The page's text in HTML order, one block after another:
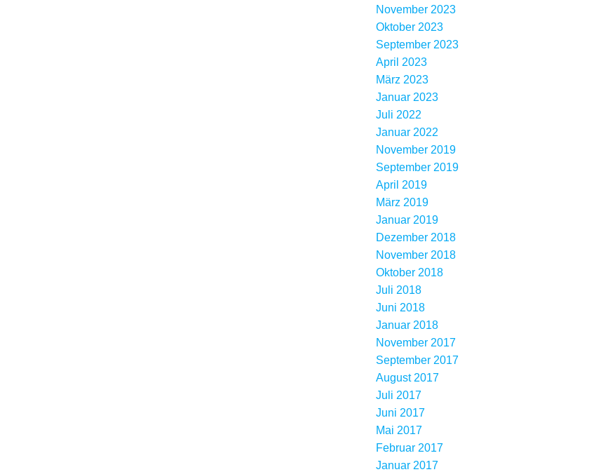
November 2023
Oktober 2023
September 2023
April 2023
März 2023
Januar 2023
Juli 2022
Januar 2022
November 2019
September 2019
April 2019
März 2019
Januar 2019
Dezember 2018
November 2018
Oktober 2018
Juli 2018
Juni 2018
Januar 2018
November 2017
September 2017
August 2017
Juli 2017
Juni 2017
Mai 2017
Februar 2017
Januar 2017